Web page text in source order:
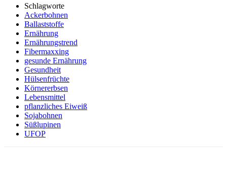
Schlagworte
Ackerbohnen
Ballaststoffe
Ernährung
Ernährungstrend
Fibermaxxing
gesunde Ernährung
Gesundheit
Hülsenfrüchte
Körnererbsen
Lebensmittel
pflanzliches Eiweiß
Sojabohnen
Süßlupinen
UFOP